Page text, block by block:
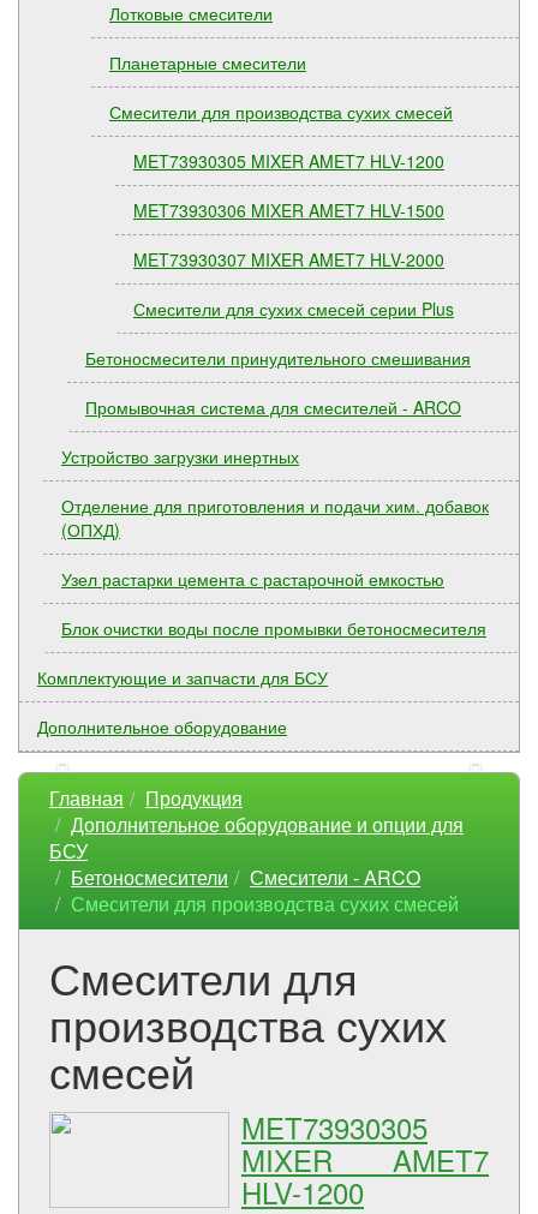
Лотковые смесители
Планетарные смесители
Смесители для производства сухих смесей
MET73930305 MIXER AMET7 HLV-1200
MET73930306 MIXER AMET7 HLV-1500
MET73930307 MIXER AMET7 HLV-2000
Смесители для сухих смесей серии Plus
Бетоносмесители принудительного смешивания
Промывочная система для смесителей - ARCO
Устройство загрузки инертных
Отделение для приготовления и подачи хим. добавок
(ОПХД)
Узел растарки цемента с растарочной емкостью
Блок очистки воды после промывки бетоносмесителя
Комплектующие и запчасти для БСУ
Дополнительное оборудование
Главная
Продукция
Дополнительное оборудование и опции для
БСУ
Бетоносмесители
Смесители - ARCO
Смесители для производства сухих смесей
Смесители для
производства сухих
смесей
MET73930305
MIXER AMET7
HLV-1200